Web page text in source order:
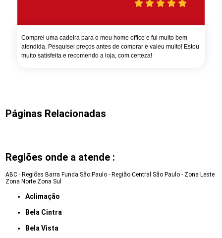
Comprei uma cadeira para o meu home office e fui muito bem
atendida. Pesquisei preços antes de comprar e valeu muito! Estou
muito satisfeita e recomendo a loja, com certeza!
Páginas Relacionadas
Regiões onde a atende :
ABC - Regiões Barra Funda São Paulo - Região Central São Paulo - Zona Leste
Zona Norte Zona Sul
Aclimação
Bela Cintra
Bela Vista